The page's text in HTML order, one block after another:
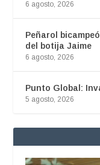
6 agosto, 2026
Peñarol
del botija Jaime
6 agosto, 2026
Punto Global:
5 agosto, 2026